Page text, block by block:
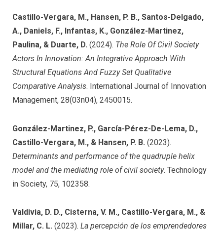
Castillo-Vergara, M., Hansen, P. B., Santos-Delgado,
A., Daniels, F., Infantas, K., González-Martinez,
Paulina, & Duarte, D. (2024). The Role Of Civil Society
Actors In Innovation: An Integrative Approach With
Structural Equations And Fuzzy Set Qualitative
Comparative Analysis. International Journal of Innovation
Management, 28(03n04), 2450015.
González-Martinez, P., García-Pérez-De-Lema, D.,
Castillo-Vergara, M., & Hansen, P. B. (2023).
Determinants and performance of the quadruple helix
model and the mediating role of civil society. Technology
in Society, 75, 102358.
Valdivia, D. D., Cisterna, V. M., Castillo-Vergara, M., &
Millar, C. L. (2023). La percepción de los emprendedores